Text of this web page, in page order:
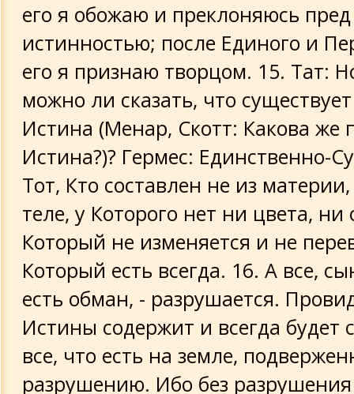
его я обожаю и преклоняюсь пред
истинностью; после Единого и
его я признаю творцом. 15. Тат:
можно ли сказать, что
Истина (Менар, Скотт: Какова же
Истина?)? Гермес: Единственно-
Тот, Кто составлен не из
теле, у Которого нет ни цвета,
Который не изменяется и не
Который есть всегда. 16. А все,
есть обман, - разрушается.
Истины содержит и всегда будет
все, что есть на земле,
разрушению. Ибо без